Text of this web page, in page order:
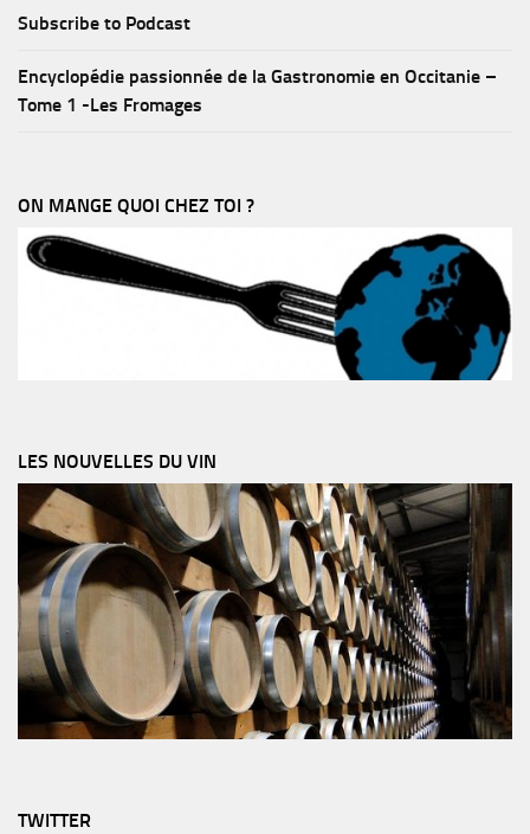
Subscribe to Podcast
Encyclopédie passionnée de la Gastronomie en Occitanie –
Tome 1 -Les Fromages
ON MANGE QUOI CHEZ TOI ?
LES NOUVELLES DU VIN
TWITTER